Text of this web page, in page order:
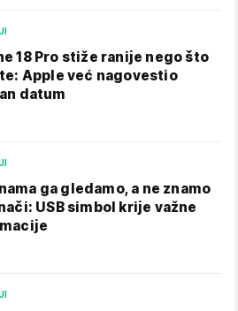
18 Pro stiže ranije nego što
Apple već nagovestio
datum
ga gledamo, a ne znamo
USB simbol krije važne